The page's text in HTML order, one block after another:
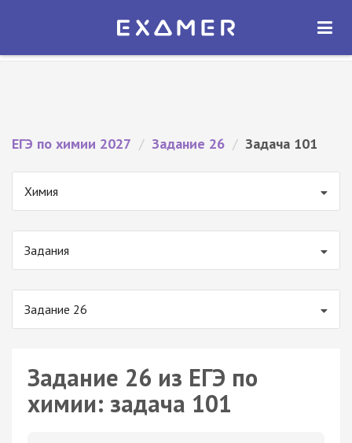
Экзамер — ЕГЭ 2027
ОТКРЫТЬ
ЕГЭ по химии 2027 / Задание 26 / Задача 101
Химия
Задания
Задание 26
Задание 26 из ЕГЭ по
химии: задача 101